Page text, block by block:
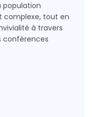
population
complexe, tout en
à travers
conférences